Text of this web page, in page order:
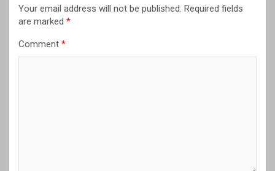
Your email address will not be published. Required fields
are marked *
Comment *